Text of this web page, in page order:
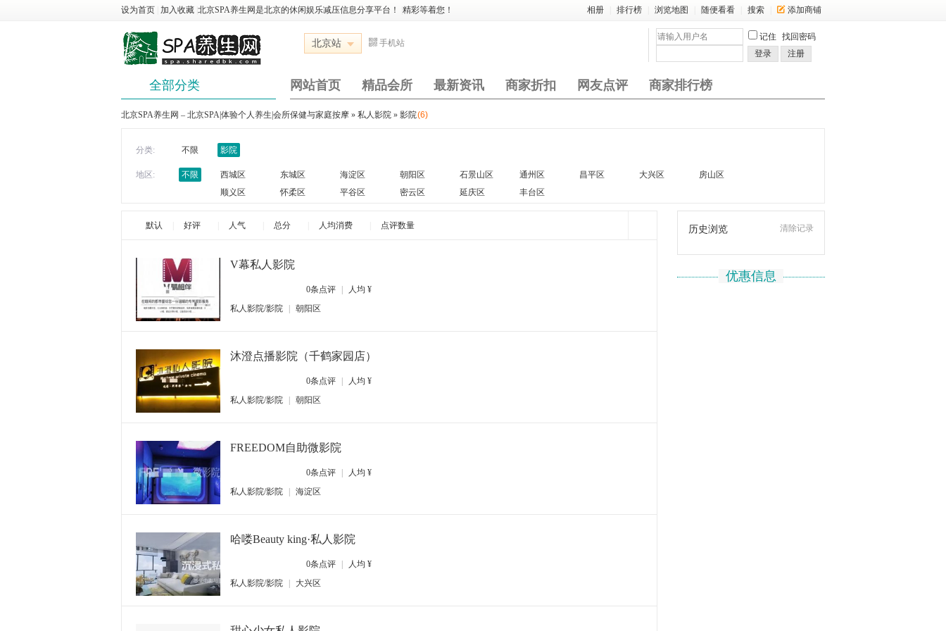
设为首页 加入收藏 北京SPA养生网是北京的休闲娱乐减压信息分享平台！ 精彩等着您！ 相册 排行榜 浏览地图 随便看看 搜索 添加商铺
北京站 手机站
记住 找回密码
登录
注册
全部分类 网站首页 精品会所 最新资讯 商家折扣 网友点评 商家排行榜
北京SPA养生网 – 北京SPA|体验个人养生|会所保健与家庭按摩 » 私人影院 » 影院(6)
分类: 不限 影院
地区: 不限 西城区 东城区 海淀区 朝阳区 石景山区 通州区 昌平区 大兴区
房山区
顺义区
怀柔区 平谷区 密云区 延庆区 丰台区
默认 好评 人气 总分 人均消费 点评数量
V幕私人影院
0条点评 人均 ¥
私人影院/影院
朝阳区
沐澄点播影院（千鹤家园店）
0条点评 人均 ¥
私人影院/影院
朝阳区
FREEDOM自助微影院
0条点评 人均 ¥
私人影院/影院
海淀区
哈喽Beauty king·私人影院
0条点评 人均 ¥
私人影院/影院
大兴区
清除记录
历史浏览
优惠信息